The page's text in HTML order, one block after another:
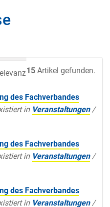
15 Artikel gefunden.
Datum
des Fachverbandes
in Veranstaltungen /
des Fachverbandes
in Veranstaltungen /
des Fachverbandes
in Veranstaltungen /